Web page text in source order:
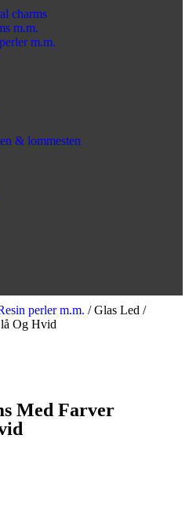
charms
m.m.
m.m.
& lommesten
perler m.m. / Glas Led /
Og Hvid
Med Farver